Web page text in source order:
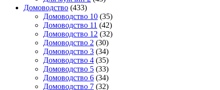
Домоводство (433)
Домоводство 10 (35)
Домоводство 11 (42)
Домоводство 12 (32)
Домоводство 2 (30)
Домоводство 3 (34)
Домоводство 4 (35)
Домоводство 5 (33)
Домоводство 6 (34)
Домоводство 7 (32)